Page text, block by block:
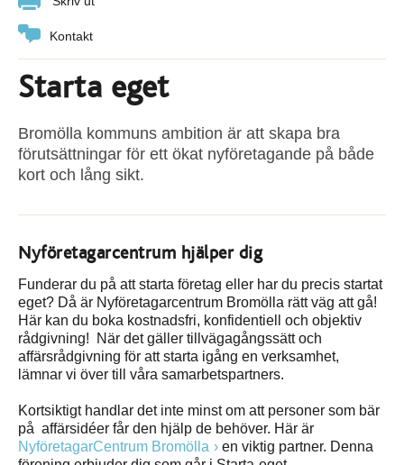
Kontakt
Starta eget
Bromölla kommuns ambition är att skapa bra
förutsättningar för ett ökat nyföretagande på både
kort och lång sikt.
Nyföretagarcentrum hjälper dig
Funderar du på att starta företag eller har du precis startat
eget? Då är Nyföretagarcentrum Bromölla rätt väg att gå!
Här kan du boka kostnadsfri, konfidentiell och objektiv
rådgivning! När det gäller tillvägagångssätt och
affärsrådgivning för att starta igång en verksamhet,
lämnar vi över till våra samarbetspartners.
Kortsiktigt handlar det inte minst om att personer som bär
på affärsidéer får den hjälp de behöver. Här är
NyföretagarCentrum Bromölla
en viktig partner. Denna